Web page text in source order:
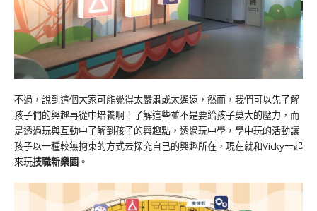
不過，說到這個大家可能覺得太嚴肅或太遙遠，然而，我們可以先了解
孩子們的興趣再從中培養啊！了解這些並不是要給孩子莫大的壓力，而
是透過玩與互動中了解到孩子的興趣點，透過玩中學，學中玩的活動讓
孩子以一種較無拘束的方式去探究自己的興趣所在，現在就和Vicky一起
來玩技職新樂園 。